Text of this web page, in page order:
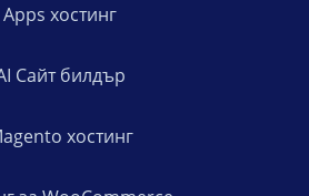
Apps хостинг
Сайт билдър
хостинг